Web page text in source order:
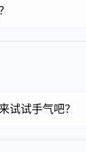
试试手气吧？